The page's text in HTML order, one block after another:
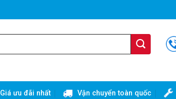
Giá ưu đãi nhất Vận chuyển toàn quốc